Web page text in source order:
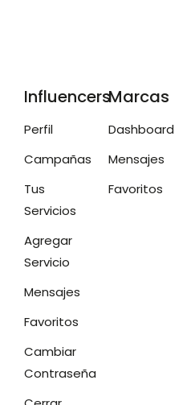
Influencers
Perfil
Campañas
Tus
Servicios
Agregar
Servicio
Mensajes
Favoritos
Cambiar
Contraseña
Marcas
Dashboard
Mensajes
Favoritos